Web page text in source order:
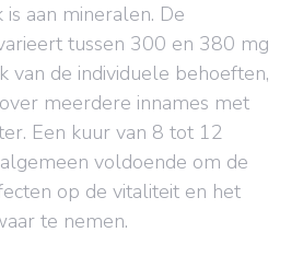
aan mineralen. De
tussen 300 en 380 mg
van de individuele behoeften,
meerdere innames met
Een kuur van 8 tot 12
voldoende om de
op de vitaliteit en het
te nemen.